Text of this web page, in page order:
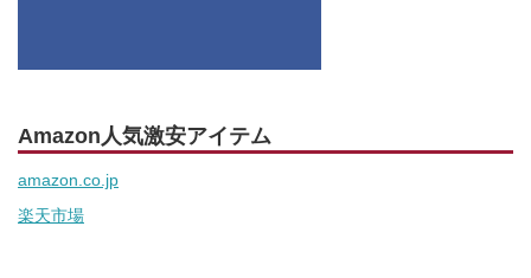
Amazon人気激安アイテム
amazon.co.jp
楽天市場